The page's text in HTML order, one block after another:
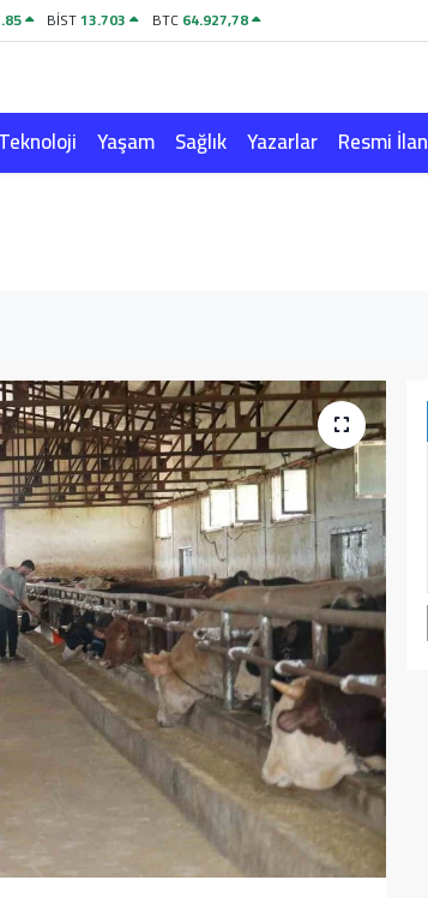
BİST13.703 BTC64.927,78
Teknoloji Yaşam Sağlık Yazarlar Resmi İlan